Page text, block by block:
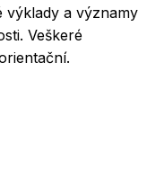
výklady a významy
Veškeré